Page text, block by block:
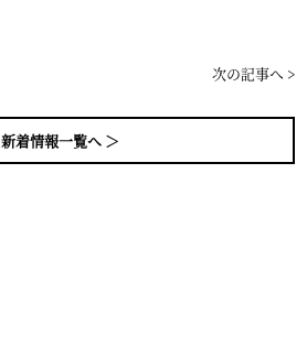
新着情報一覧へ ＞
次の記事へ >